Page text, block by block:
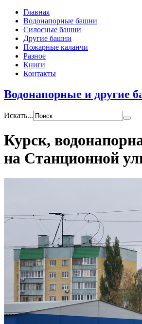
Главная
Водонапорные башни
Силосные башни
Другие башни
Пожарные каланчи
Разное
Книги
Контакты
Водонапорные и другие
Искать...
Курск,
на Станционной